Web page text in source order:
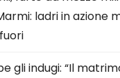
ladri in azione
gli indugi: “Il